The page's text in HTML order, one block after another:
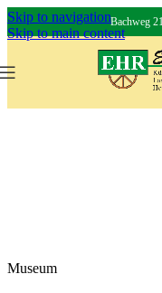
Skip to navigation
Skip to main content
Bachweg
Museum